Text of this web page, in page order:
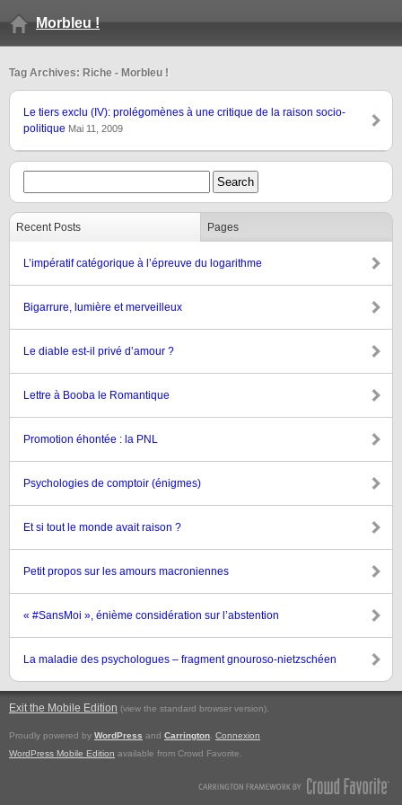
Morbleu !
Tag Archives: Riche - Morbleu !
Le tiers exclu (IV): prolégomènes à une critique de la raison socio-
politique Mai 11, 2009
Recent Posts Pages
L’impératif catégorique à l’épreuve du logarithme
Bigarrure, lumière et merveilleux
Le diable est-il privé d’amour ?
Lettre à Booba le Romantique
Promotion éhontée : la PNL
Psychologies de comptoir (énigmes)
Et si tout le monde avait raison ?
Petit propos sur les amours macroniennes
« #SansMoi », énième considération sur l’abstention
La maladie des psychologues – fragment gnouroso-nietzschéen
Exit the Mobile Edition (view the standard browser version).
Proudly powered by WordPress and Carrington Connexion
WordPress Mobile Edition available from Crowd Favorite.